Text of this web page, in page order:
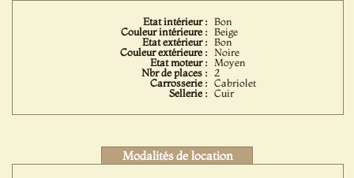
Etat intérieur : Bon
Couleur intérieure : Beige
Etat extérieur : Bon
Couleur extérieure : Noire
Etat moteur :
Moyen
Nbr de places :
2
Carrosserie : Cabriolet
Sellerie : Cuir
Modalités de location